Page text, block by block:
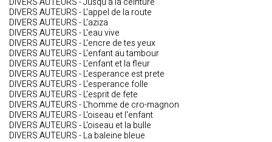
DIVERS AUTEURS - L'appel de la route
DIVERS AUTEURS - L'aziza
DIVERS AUTEURS - L'eau vive
DIVERS AUTEURS - L'encre de tes yeux
DIVERS AUTEURS - L'enfant au tambour
DIVERS AUTEURS - L'enfant et la fleur
DIVERS AUTEURS - L'esperance est prete
DIVERS AUTEURS - L'esperance folle
DIVERS AUTEURS - L'esprit de fete
DIVERS AUTEURS - L'homme de cro-magnon
DIVERS AUTEURS - L'oiseau et l'enfant
DIVERS AUTEURS - L'oiseau et la bulle
DIVERS AUTEURS - La baleine bleue